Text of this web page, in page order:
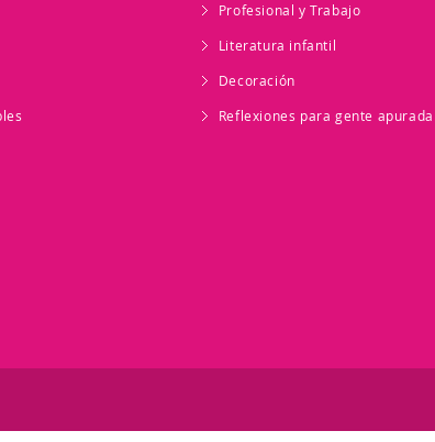
Profesional y Trabajo
Literatura infantil
Decoración
Reflexiones para gente apurada